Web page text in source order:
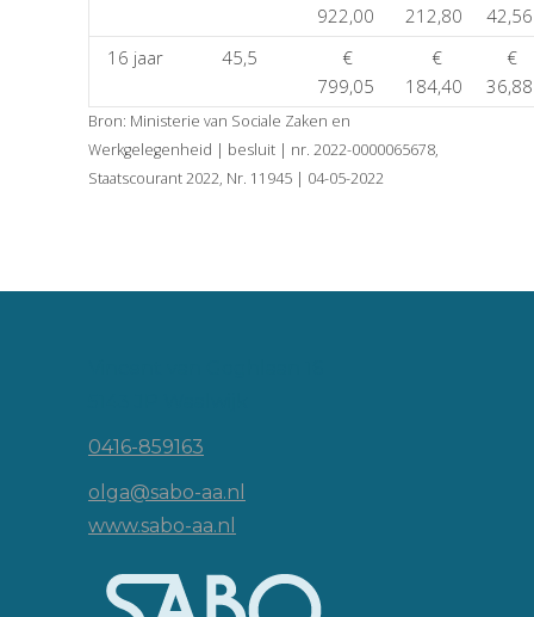
922,00
212,80
42,56
16 jaar
45,5
€
799,05
€
184,40
€
36,88
Bron: Ministerie van Sociale Zaken en
Werkgelegenheid | besluit | nr. 2022-0000065678,
Staatscourant 2022, Nr. 11945 | 04-05-2022
0416-859163
olga@sabo-aa.nl
www.sabo-aa.nl